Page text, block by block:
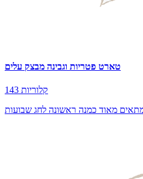
טארט פטריות וגבינה מבצק עלים
143 קלוריות
מאוד כמנה ראשונה לחג שבועות